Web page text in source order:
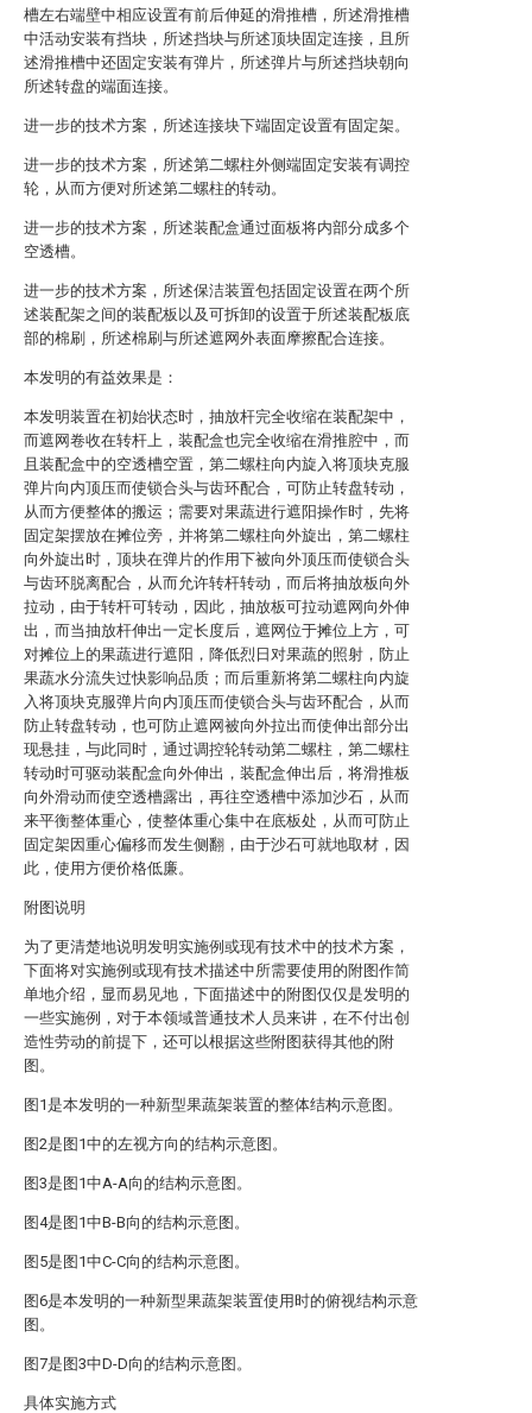
槽左右端壁中相应设置有前后伸延的滑推槽，所述滑推槽
中活动安装有挡块，所述挡块与所述顶块固定连接，且所
述滑推槽中还固定安装有弹片，所述弹片与所述挡块朝向
所述转盘的端面连接。
进一步的技术方案，所述连接块下端固定设置有固定架。
进一步的技术方案，所述第二螺柱外侧端固定安装有调控
轮，从而方便对所述第二螺柱的转动。
进一步的技术方案，所述装配盒通过面板将内部分成多个
空透槽。
进一步的技术方案，所述保洁装置包括固定设置在两个所
述装配架之间的装配板以及可拆卸的设置于所述装配板底
部的棉刷，所述棉刷与所述遮网外表面摩擦配合连接。
本发明的有益效果是：
本发明装置在初始状态时，抽放杆完全收缩在装配架中，
而遮网卷收在转杆上，装配盒也完全收缩在滑推腔中，而
且装配盒中的空透槽空置，第二螺柱向内旋入将顶块克服
弹片向内顶压而使锁合头与齿环配合，可防止转盘转动，
从而方便整体的搬运；需要对果蔬进行遮阳操作时，先将
固定架摆放在摊位旁，并将第二螺柱向外旋出，第二螺柱
向外旋出时，顶块在弹片的作用下被向外顶压而使锁合头
与齿环脱离配合，从而允许转杆转动，而后将抽放板向外
拉动，由于转杆可转动，因此，抽放板可拉动遮网向外伸
出，而当抽放杆伸出一定长度后，遮网位于摊位上方，可
对摊位上的果蔬进行遮阳，降低烈日对果蔬的照射，防止
果蔬水分流失过快影响品质；而后重新将第二螺柱向内旋
入将顶块克服弹片向内顶压而使锁合头与齿环配合，从而
防止转盘转动，也可防止遮网被向外拉出而使伸出部分出
现悬挂，与此同时，通过调控轮转动第二螺柱，第二螺柱
转动时可驱动装配盒向外伸出，装配盒伸出后，将滑推板
向外滑动而使空透槽露出，再往空透槽中添加沙石，从而
来平衡整体重心，使整体重心集中在底板处，从而可防止
固定架因重心偏移而发生侧翻，由于沙石可就地取材，因
此，使用方便价格低廉。
附图说明
为了更清楚地说明发明实施例或现有技术中的技术方案，
下面将对实施例或现有技术描述中所需要使用的附图作简
单地介绍，显而易见地，下面描述中的附图仅仅是发明的
一些实施例，对于本领域普通技术人员来讲，在不付出创
造性劳动的前提下，还可以根据这些附图获得其他的附
图。
图1是本发明的一种新型果蔬架装置的整体结构示意图。
图2是图1中的左视方向的结构示意图。
图3是图1中A-A向的结构示意图。
图4是图1中B-B向的结构示意图。
图5是图1中C-C向的结构示意图。
图6是本发明的一种新型果蔬架装置使用时的俯视结构示意
图。
图7是图3中D-D向的结构示意图。
具体实施方式